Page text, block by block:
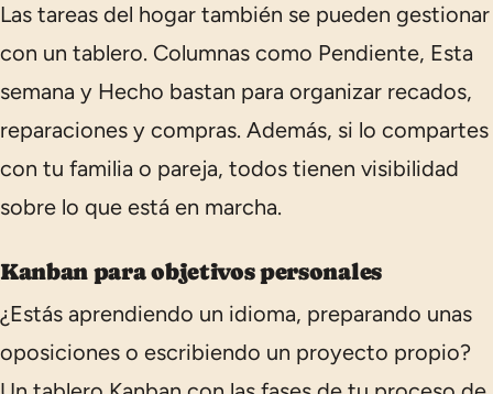
Las tareas del hogar también se pueden gestionar
con un tablero. Columnas como Pendiente, Esta
semana y Hecho bastan para organizar recados,
reparaciones y compras. Además, si lo compartes
con tu familia o pareja, todos tienen visibilidad
sobre lo que está en marcha.
Kanban para objetivos personales
¿Estás aprendiendo un idioma, preparando unas
oposiciones o escribiendo un proyecto propio?